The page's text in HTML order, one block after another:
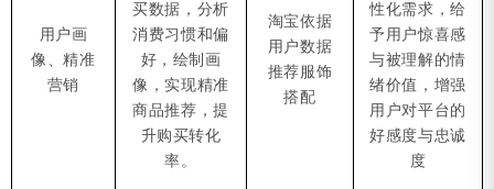
用户画
像、精准
营销
买数据，分析
消费习惯和偏
好，绘制画
像，实现精准
商品推荐，提
升购买转化
率。
淘宝依据
用户数据
推荐服饰
搭配
性化需求，给
予用户惊喜感
与被理解的情
绪价值，增强
用户对平台的
好感度与忠诚
度